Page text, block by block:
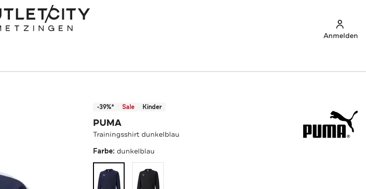
Anmelden
-39%* Sale Kinder
PUMA
Trainingsshirt dunkelblau
Farbe:dunkelblau